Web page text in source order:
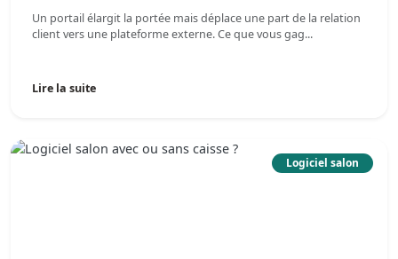
Un portail élargit la portée mais déplace une part de la relation
client vers une plateforme externe. Ce que vous gag...
Lire la suite
Logiciel salon